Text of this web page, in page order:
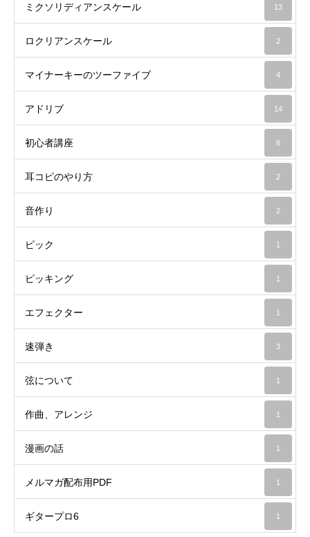
ミクソリディアンスケール 13
ロクリアンスケール 2
マイナーキーのツーファイブ 4
アドリブ 14
初心者講座 6
耳コピのやり方 2
音作り 2
ピック 1
ピッキング 1
エフェクター 1
速弾き 3
弦について 1
作曲、アレンジ 1
漫画の話 1
メルマガ配布用PDF 1
ギタープロ6 1